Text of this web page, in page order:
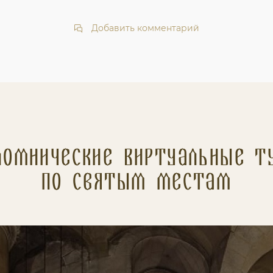
Добавить комментарий
Виртуальные
по святым местам